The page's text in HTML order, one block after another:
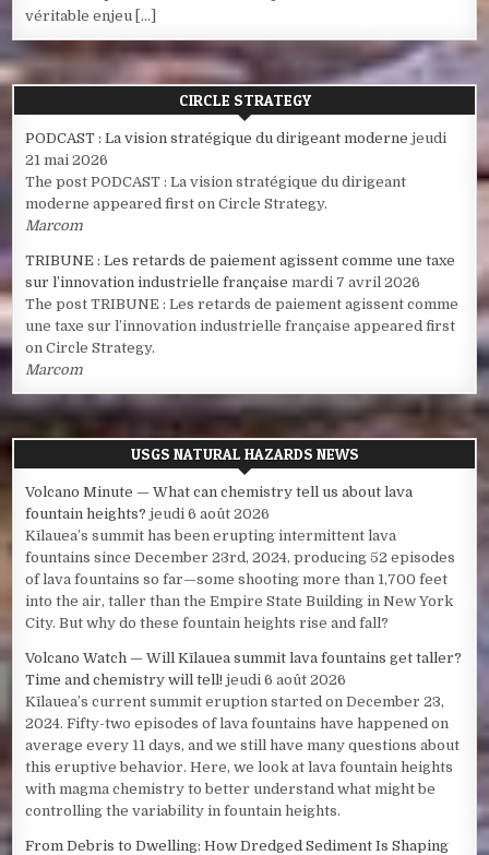
véritable enjeu […]
CIRCLE STRATEGY
PODCAST : La vision stratégique du dirigeant moderne jeudi
21 mai 2026
The post PODCAST : La vision stratégique du dirigeant
moderne appeared first on Circle Strategy.
Marcom
TRIBUNE : Les retards de paiement agissent comme une taxe
sur l’innovation industrielle française mardi 7 avril 2026
The post TRIBUNE : Les retards de paiement agissent comme
une taxe sur l’innovation industrielle française appeared first
on Circle Strategy.
Marcom
USGS NATURAL HAZARDS NEWS
Volcano Minute — What can chemistry tell us about lava
fountain heights? jeudi 6 août 2026
Kīlauea’s summit has been erupting intermittent lava
fountains since December 23rd, 2024, producing 52 episodes
of lava fountains so far—some shooting more than 1,700 feet
into the air, taller than the Empire State Building in New York
City. But why do these fountain heights rise and fall?
Volcano Watch — Will Kīlauea summit lava fountains get taller?
Time and chemistry will tell! jeudi 6 août 2026
Kīlauea’s current summit eruption started on December 23,
2024. Fifty-two episodes of lava fountains have happened on
average every 11 days, and we still have many questions about
this eruptive behavior. Here, we look at lava fountain heights
with magma chemistry to better understand what might be
controlling the variability in fountain heights.
From Debris to Dwelling: How Dredged Sediment Is Shaping